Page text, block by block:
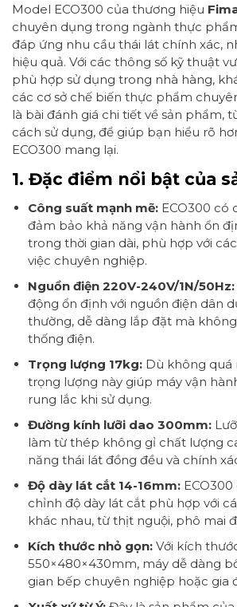
Model ECO300 của thương hiệu
chuyên dụng trong ngành thực
đáp ứng nhu cầu thái lát chính xác,
hiệu quả. Với các thông số kỹ thuật
phù hợp sử dụng trong nhà hàng,
các cơ sở chế biến thực phẩm
là bài đánh giá chi tiết về sản phẩm,
cách sử dụng, để giúp bạn hiểu rõ
ECO300 mang lại.
1. Đặc điểm nổi bật của
Công suất mạnh mẽ:ECO300 có
đảm bảo khả năng vận hành ổn
trong thời gian dài, phù hợp với
việc chuyên nghiệp.
Nguồn điện 220V-240V/1N/50Hz:
động ổn định với nguồn điện dân
thường, dễ dàng lắp đặt mà
thống điện.
Trọng lượng 17kg:Dù không quá
trọng lượng này giúp máy vận
rung lắc khi sử dụng.
Đường kính lưỡi dao 300mm:
làm từ thép không gỉ chất lượng
năng thái lát đồng đều và chính
Độ dày lát cắt 14-16mm:
chỉnh độ dày lát cắt phù hợp với
khác nhau, từ thịt nguội, phô mai
Kích thước nhỏ gọn:Với kích
550×480×430mm, máy dễ dàng
gian bếp chuyên nghiệp hoặc gia